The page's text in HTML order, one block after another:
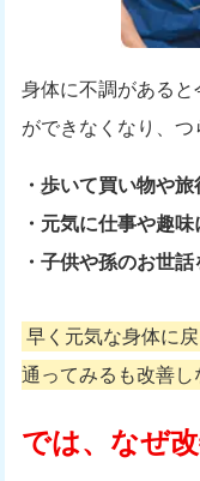
身体に不調がある
ができなくなり、つ
・歩いて買い物や旅
・元気に仕事や趣
・子供や孫のお世話
早く元気な身体に
通ってみるも改善し
では、なぜ